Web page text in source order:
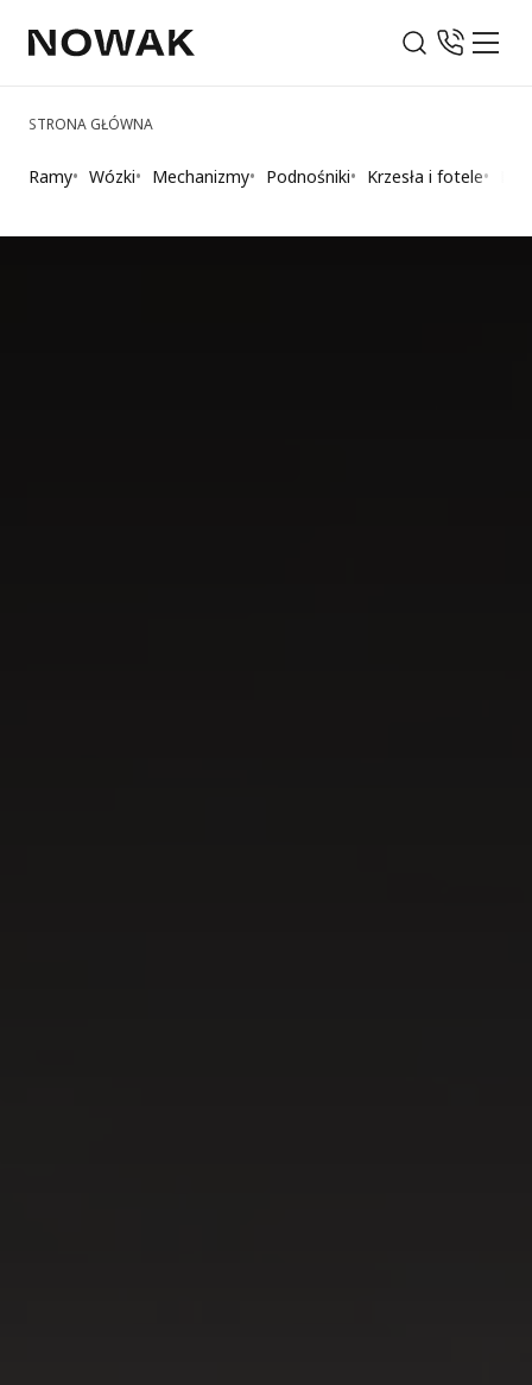
STRONA GŁÓWNA
Ramy Wózki Mechanizmy Podnośniki Krzesła i fotele